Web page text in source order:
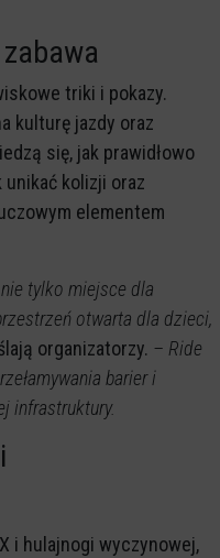
triki i pokazy.
kulturę jazdy oraz
się, jak prawidłowo
kolizji oraz
elementem
tylko miejsce dla
otwarta dla dzieci,
organizatorzy. – Ride
barier i
infrastruktury.
i hulajnogi wyczynowej,